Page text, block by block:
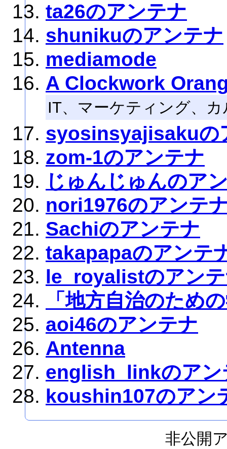
ta26のアンテナ
shunikuのアンテナ
mediamode
A Clockwork
IT、マーケティング、
syosinsyajisakuの
zom-1のアンテナ
じゅんじゅんのア
nori1976のアンテ
Sachiのアンテナ
takapapaのアンテ
le_royalistのアン
「地方自治のため
aoi46のアンテナ
Antenna
english_linkのアン
koushin107のアン
非公開